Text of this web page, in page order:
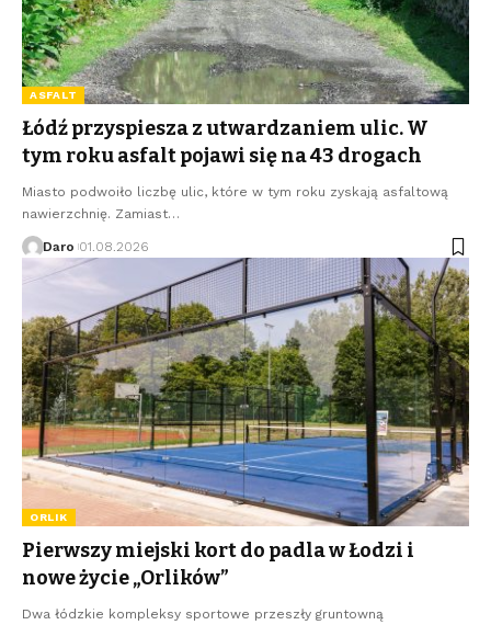
ASFALT
Łódź przyspiesza z utwardzaniem ulic. W
tym roku asfalt pojawi się na 43 drogach
Miasto podwoiło liczbę ulic, które w tym roku zyskają asfaltową
nawierzchnię. Zamiast…
Daro 01.08.2026
ORLIK
Pierwszy miejski kort do padla w Łodzi i
nowe życie „Orlików”
Dwa łódzkie kompleksy sportowe przeszły gruntowną